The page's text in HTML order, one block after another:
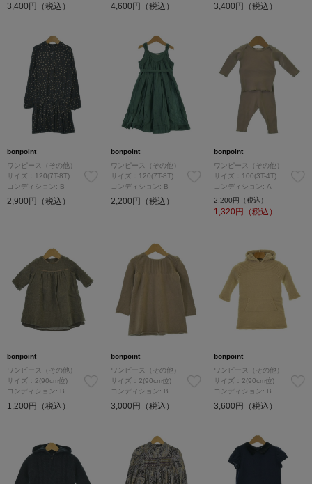
3,400円（税込） 4,600円（税込） 3,400円（税込）
bonpoint
ワンピース（その他）
サイズ：120(7T-8T)
コンディション: B
2,900円（税込）
bonpoint
ワンピース（その他）
サイズ：120(7T-8T)
コンディション: B
2,200円（税込）
bonpoint
ワンピース（その他）
サイズ：100(3T-4T)
コンディション: A
2,200円（税込）
1,320円（税込）
bonpoint
ワンピース（その他）
サイズ：2(90cm位)
コンディション: B
1,200円（税込）
bonpoint
ワンピース（その他）
サイズ：2(90cm位)
コンディション: B
3,000円（税込）
bonpoint
ワンピース（その他）
サイズ：2(90cm位)
コンディション: B
3,600円（税込）